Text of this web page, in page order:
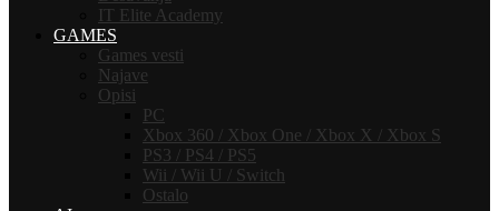
IT Elite Academy
GAMES
Games vesti
Najave
Opisi
PC
Xbox 360 / Xbox One / Xbox X / Xbox S
PS3 / PS4 / PS5
Wii / Wii U / Switch
Ostalo